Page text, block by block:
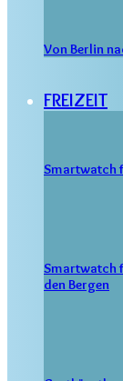
Von Berlin
FREIZEIT
Smartwatch
Smartwatch
den Bergen